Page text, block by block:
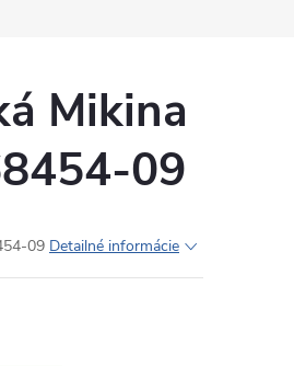
Mikina
09
09 Detailné informácie